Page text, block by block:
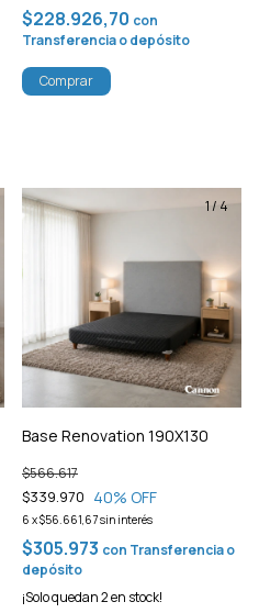
$228.926,70 con
Transferencia o depósito
Comprar
1/ 4
Base Renovation 190X130
$339.970
$566.617
40% OFF
6 x$56.661,67sin interés
$305.973 con Transferencia o
depósito
¡Solo quedan2en stock!